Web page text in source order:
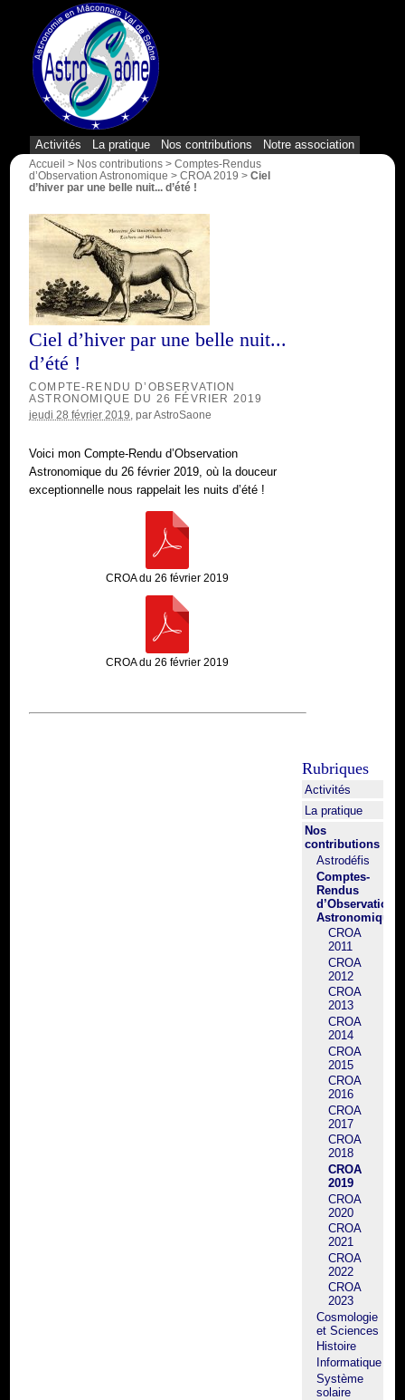
Activités La pratique Nos contributions Notre association
Accueil > Nos contributions > Comptes-Rendus
d’Observation Astronomique > CROA 2019 > Ciel
d’hiver par une belle nuit... d’été !
Ciel d’hiver par une belle nuit...
d’été !
COMPTE-RENDU D’OBSERVATION
ASTRONOMIQUE DU 26 FÉVRIER 2019
jeudi 28 février 2019 , parAstroSaone
Voici mon Compte-Rendu d’Observation
Astronomique du 26 février 2019, où la douceur
exceptionnelle nous rappelait les nuits d’été !
CROA du 26 février 2019
CROA du 26 février 2019
Rubriques
Activités
La pratique
Nos
contributions
Astrodéfis
Comptes-
Rendus
d’Observation
Astronomique
CROA
2011
CROA
2012
CROA
2013
CROA
2014
CROA
2015
CROA
2016
CROA
2017
CROA
2018
CROA
2019
CROA
2020
CROA
2021
CROA
2022
CROA
2023
Cosmologie
et Sciences
Histoire
Informatique
Système
solaire